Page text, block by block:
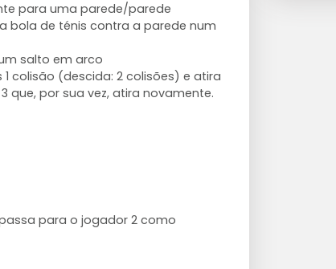
para uma parede/parede
bola de ténis contra a parede num
salto em arco
colisão (descida: 2 colisões) e atira
que, por sua vez, atira novamente.
para o jogador 2 como